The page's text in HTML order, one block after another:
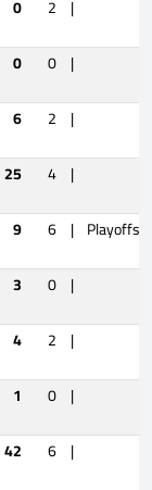
0 2 |
0 0 |
6 2 |
25 4 |
9 6 | Playoffs
3 0 |
4 2 |
1 0 |
42 6 |